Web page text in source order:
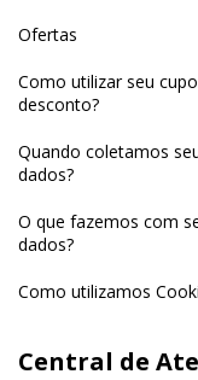
Ofertas
Como utilizar seu
desconto?
Quando coletamos
dados?
O que fazemos com
dados?
Como utilizamos
Central de